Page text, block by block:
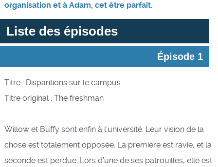
organisation et à Adam, cet être parfait.
Liste des épisodes
Épisode 1
Titre : Disparitions sur le campus
Titre original : The freshman
Willow et Buffy sont enfin à l’université. Leur vision de la
chose est totalement opposée. La première est ravie, et la
seconde est perdue. Lors d’une de ses patrouilles, elle est